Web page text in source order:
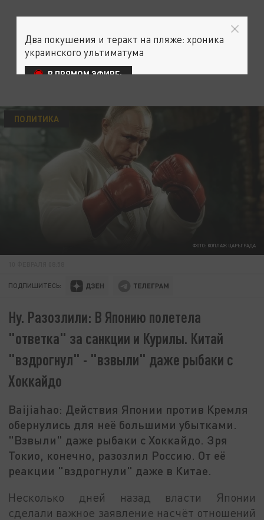
ФОТО: КОЛЛАЖ ЦАРЬГРАДА
ПОЛИТИКА
ПОДПИШИТЕСЬ:
Ну. Разозлили: В Японию полетела
"ответка" за санкции и Курилы. Китай
"вздрогнул" - "взвыли" даже рыбаки с
Хоккайдо
Baijiahao: Действия Японии против Кремля
обернулись для неё большими убытками.
"Взвыли" даже рыбаки с Хоккайдо. Зря
Токио, конечно, разозлил Россию. От её
реакции "вздрогнули" даже в Китае.
Несколько дней назад власти Японии
сделали важное заявление насчёт отношений
Два покушения и теракт на пляже: хроника
украинского ультиматума
В ПРЯМОМ ЭФИРЕ: